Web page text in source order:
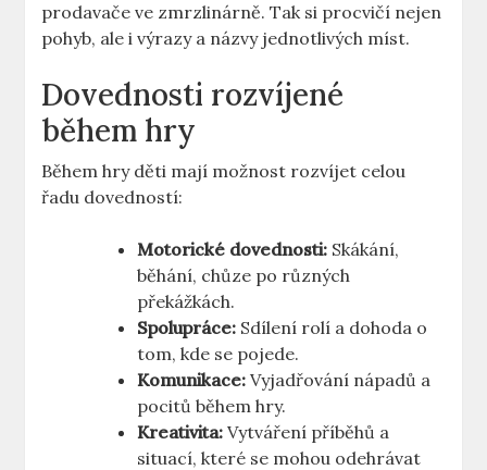
⁣prodavače ⁣ve zmrzlinárně. Tak ⁤si ⁢procvičí ‌nejen
pohyb,⁤ ale‍ i výrazy ​a názvy jednotlivých míst.
Dovednosti⁤ rozvíjené
během hry
Během hry děti mají možnost rozvíjet celou
řadu dovedností:
Motorické dovednosti: Skákání,
běhání, chůze po⁢ různých
překážkách.
Spolupráce: Sdílení‌ rolí a⁢ dohoda o
tom, kde se pojede.
Komunikace: ​Vyjadřování⁢ nápadů a
pocitů během hry.
Kreativita: Vytváření příběhů a
situací, které ⁢se mohou odehrávat